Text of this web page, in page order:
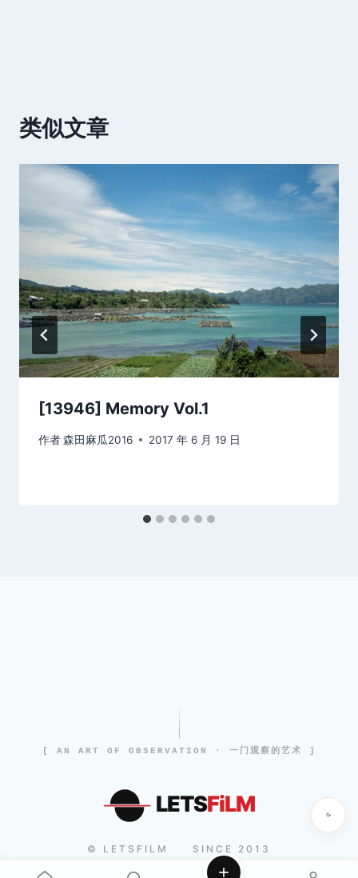
类似文章
[13946] Memory Vol.1
作者森田麻瓜2016 2017 年 6 月 19 日
[ AN ART OF OBSERVATION · 一门观察的艺术 ]
LETSFiLM
© LETSFILM SINCE 2013